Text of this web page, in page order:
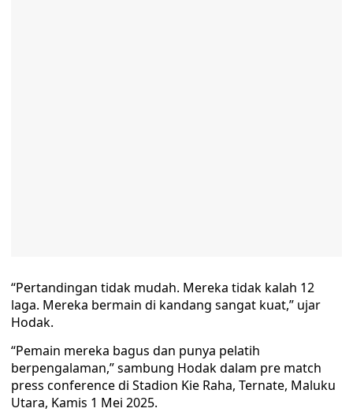
“Pertandingan tidak mudah. Mereka tidak kalah 12
laga. Mereka bermain di kandang sangat kuat,” ujar
Hodak.
“Pemain mereka bagus dan punya pelatih
berpengalaman,” sambung Hodak dalam pre match
press conference di Stadion Kie Raha, Ternate, Maluku
Utara, Kamis 1 Mei 2025.